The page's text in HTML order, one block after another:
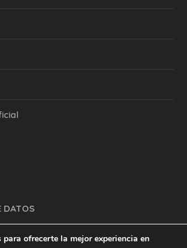
DATOS
ofrecerte la mejor experiencia en